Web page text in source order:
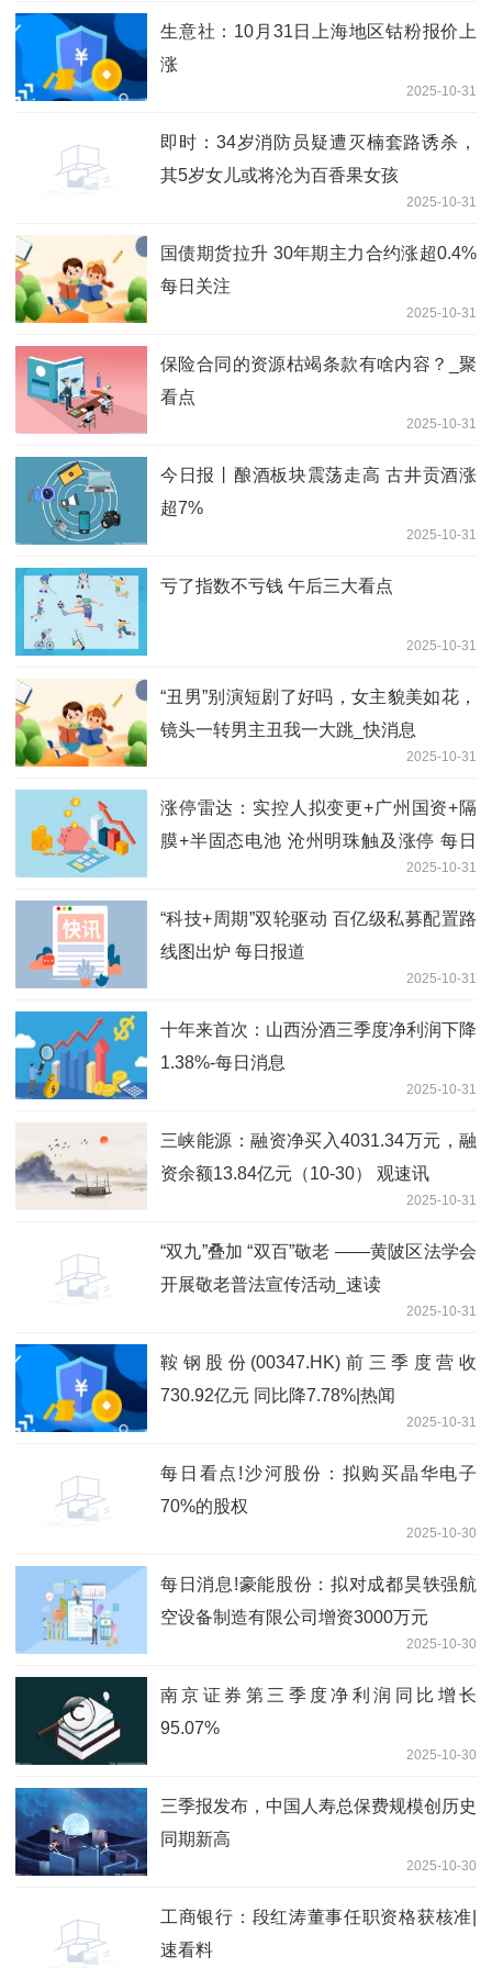
生意社：10月31日上海地区钴粉报价上
涨
2025-10-31
即时：34岁消防员疑遭灭楠套路诱杀，
其5岁女儿或将沦为百香果女孩
2025-10-31
国债期货拉升 30年期主力合约涨超0.4%
每日关注
2025-10-31
保险合同的资源枯竭条款有啥内容？_聚
看点
2025-10-31
今日报丨酿酒板块震荡走高 古井贡酒涨
超7%
2025-10-31
亏了指数不亏钱 午后三大看点
2025-10-31
“丑男”别演短剧了好吗，女主貌美如花，
镜头一转男主丑我一大跳_快消息
2025-10-31
涨停雷达：实控人拟变更+广州国资+隔
膜+半固态电池 沧州明珠触及涨停 每日
2025-10-31
“科技+周期”双轮驱动 百亿级私募配置路
线图出炉 每日报道
2025-10-31
十年来首次：山西汾酒三季度净利润下降
1.38%-每日消息
2025-10-31
三峡能源：融资净买入4031.34万元，融
资余额13.84亿元（10-30） 观速讯
2025-10-31
“双九”叠加 “双百”敬老​ ——黄陂区法学会
开展敬老普法宣传活动_速读
2025-10-31
鞍钢股份(00347.HK)前三季度营收
730.92亿元 同比降7.78%|热闻
2025-10-31
每日看点!沙河股份：拟购买晶华电子
70%的股权
2025-10-30
每日消息!豪能股份：拟对成都昊轶强航
空设备制造有限公司增资3000万元
2025-10-30
南京证券第三季度净利润同比增长
95.07%
2025-10-30
三季报发布，中国人寿总保费规模创历史
同期新高
2025-10-30
工商银行：段红涛董事任职资格获核准|
速看料